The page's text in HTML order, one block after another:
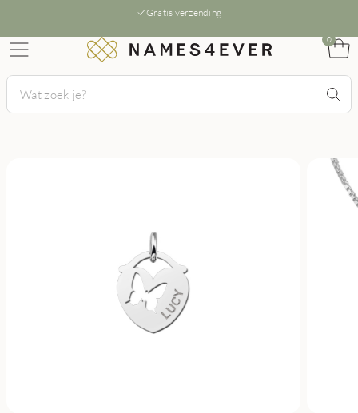
Gratis verzending
0